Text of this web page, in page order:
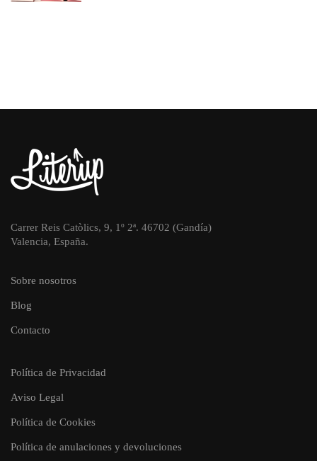
Carrer Reis Catòlics, 9, 1º 2ª. 46702 (Gandía)
Valencia, España.
Sobre nosotros
Blog
Contacto
Política de Privacidad
Aviso Legal
Política de Cookies
Política de anulaciones y devoluciones